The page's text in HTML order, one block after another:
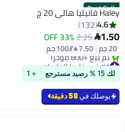
Best Seller
Haley فانيليا هالي 20 ج
4.6
132
1.50
2.25
33% OFF
20 جم |7.50 /⁨/100 جم⁩
#1 في خليط الحلويات
بتخلّص بسرعة
تم بيع +800 مؤخرًا
#1 في خليط الحلويات
لك 15 % رصيد مسترجع + 1
يوصلك في58 دقيقة